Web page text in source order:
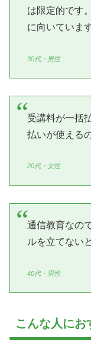
は限定的です
に向いています
30代・男性
受講料が一括
払いが使える
20代・女性
通信教育なの
ルを立てない
40代・男性
こんな人にお